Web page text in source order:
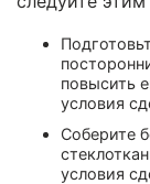
повысить
условия
Соберите
условия